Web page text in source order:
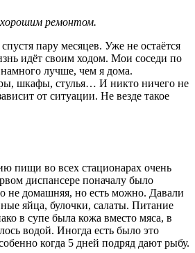
ремонтом.
пару месяцев. Уже не остаётся
идёт своим ходом. Мои соседи по
намного лучше, чем я дома.
шкафы, стулья… И никто ничего не
от ситуации. Не везде такое
пищи во всех стационарах очень
диспансере поначалу было
не домашняя, но есть можно. Давали
яйца, булочки, салаты. Питание
в супе была кожа вместо мяса, в
водой. Иногда есть было это
когда 5 дней подряд дают рыбу.